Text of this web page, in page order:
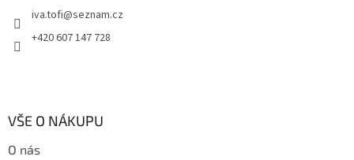
iva.tofi@seznam.cz
+420 607 147 728
VŠE O NÁKUPU
O nás